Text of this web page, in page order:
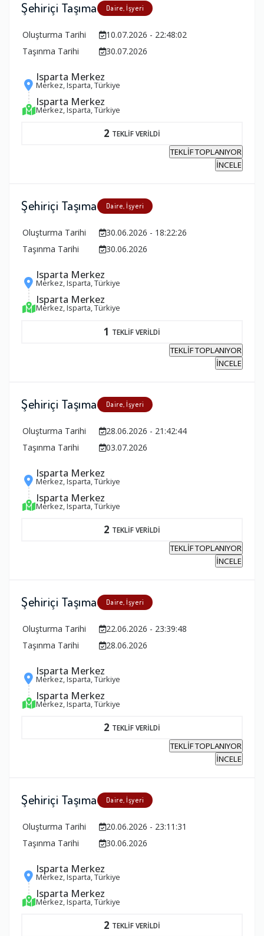
Şehiriçi Taşıma Daire, İşyeri
Oluşturma Tarihi
10.07.2026 - 22:48:02
Taşınma Tarihi
30.07.2026
Isparta Merkez
Merkez, Isparta, Türkiye
Isparta Merkez
Merkez, Isparta, Türkiye
2 TEKLİF VERİLDİ
TEKLİF TOPLANIYOR
İNCELE
Şehiriçi Taşıma Daire, İşyeri
Oluşturma Tarihi
30.06.2026 - 18:22:26
Taşınma Tarihi
30.06.2026
Isparta Merkez
Merkez, Isparta, Türkiye
Isparta Merkez
Merkez, Isparta, Türkiye
1 TEKLİF VERİLDİ
TEKLİF TOPLANIYOR
İNCELE
Şehiriçi Taşıma Daire, İşyeri
Oluşturma Tarihi
28.06.2026 - 21:42:44
Taşınma Tarihi
03.07.2026
Isparta Merkez
Merkez, Isparta, Türkiye
Isparta Merkez
Merkez, Isparta, Türkiye
2 TEKLİF VERİLDİ
TEKLİF TOPLANIYOR
İNCELE
Şehiriçi Taşıma Daire, İşyeri
Oluşturma Tarihi
22.06.2026 - 23:39:48
Taşınma Tarihi
28.06.2026
Isparta Merkez
Merkez, Isparta, Türkiye
Isparta Merkez
Merkez, Isparta, Türkiye
2 TEKLİF VERİLDİ
TEKLİF TOPLANIYOR
İNCELE
Şehiriçi Taşıma Daire, İşyeri
Oluşturma Tarihi
20.06.2026 - 23:11:31
Taşınma Tarihi
30.06.2026
Isparta Merkez
Merkez, Isparta, Türkiye
Isparta Merkez
Merkez, Isparta, Türkiye
2 TEKLİF VERİLDİ